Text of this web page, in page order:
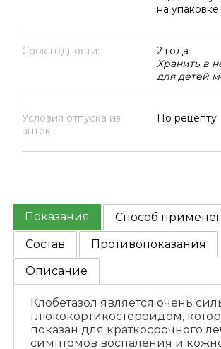
на упаковке.
Срок годности:
2 года
Хранить в
для детей
Условия отпуска из
аптек:
По рецепту
Показания
Способ
Состав
Противопоказания
Описание
Клобетазол является очень
глюкокортикостероидом,
показан для краткосрочного
симптомов воспаления и